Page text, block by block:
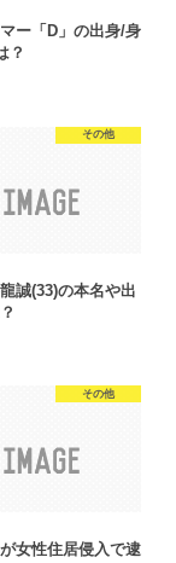
ー「D」の出身/身
？
その他
誠(33)の本名や出
その他
女性住居侵入で逮